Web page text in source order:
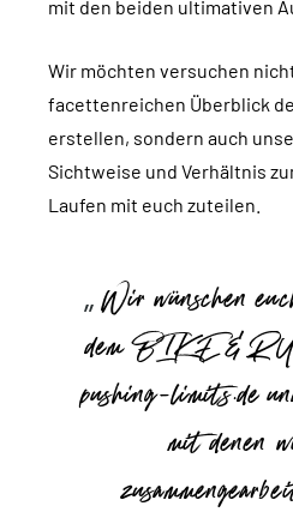
mit den beiden ultimativen
Wir möchten versuchen
facettenreichen Überblick
erstellen, sondern auch
Sichtweise und Verhältnis
Laufen mit euch zuteilen.
Wir wünschen
dem BIKE &
pushing-limits.de
mit denen